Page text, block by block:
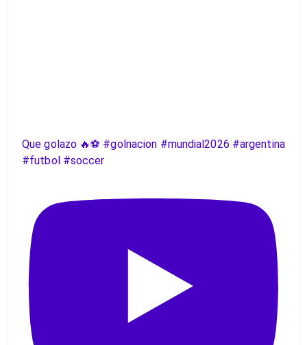
Que golazo 🔥⚽️ #golnacion #mundial2026 #argentina
#futbol #soccer